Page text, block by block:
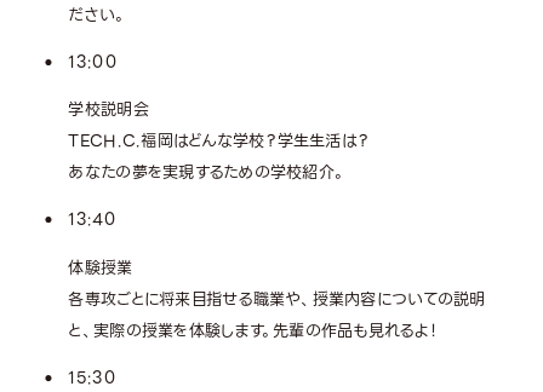
ださい。
13:00
学校説明会
TECH.C.福岡はどんな学校？学生生活は？
あなたの夢を実現するための学校紹介。
13:40
体験授業
各専攻ごとに将来目指せる職業や、授業内容についての説明
と、実際の授業を体験します。先輩の作品も見れるよ！
15:30